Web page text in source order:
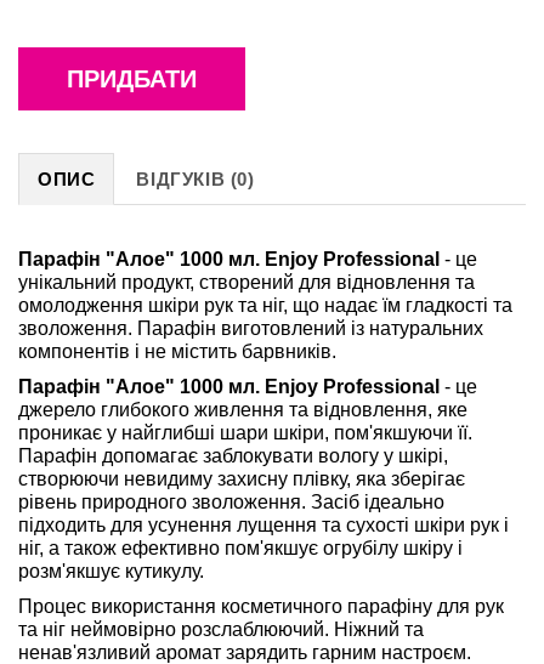
ПРИДБАТИ
ОПИС ВІДГУКІВ (0)
Парафін "Алое" 1000 мл. Enjoy Professional - це
унікальний продукт, створений для відновлення та
омолодження шкіри рук та ніг, що надає їм гладкості та
зволоження. Парафін виготовлений із натуральних
компонентів і не містить барвників.
Парафін "Алое" 1000 мл. Enjoy Professional - це
джерело глибокого живлення та відновлення, яке
проникає у найглибші шари шкіри, пом'якшуючи її.
Парафін допомагає заблокувати вологу у шкірі,
створюючи невидиму захисну плівку, яка зберігає
рівень природного зволоження. Засіб ідеально
підходить для усунення лущення та сухості шкіри рук і
ніг, а також ефективно пом'якшує огрубілу шкіру і
розм'якшує кутикулу.
Процес використання косметичного парафіну для рук
та ніг неймовірно розслаблюючий. Ніжний та
ненав'язливий аромат зарядить гарним настроєм.